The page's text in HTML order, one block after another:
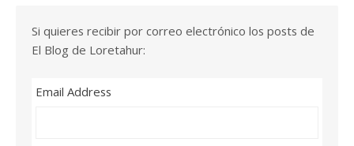
Si quieres recibir por correo electrónico los posts de
El Blog de Loretahur:
Email Address